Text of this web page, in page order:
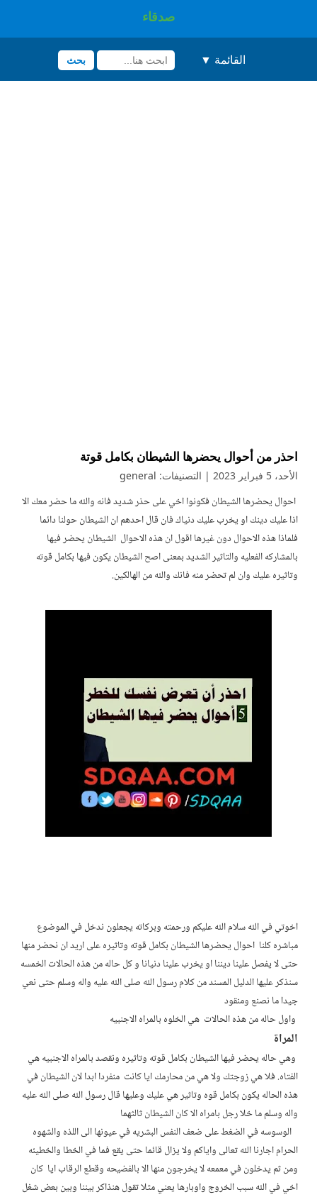
صدقاء
القائمة ▼ بحث
احذر من أحوال يحضرها الشيطان بكامل قوتة
الأحد، 5 فبراير 2023 | التصنيفات: general
احوال يحضرها الشيطان فكونوا اخي على حذر شديد فانه والله ما حضر معك الا
اذا عليك دينك او يخرب عليك دنياك فان قال احدهم ان الشيطان حولنا دائما
فلماذا هذه الاحوال دون غيرها اقول ان هذه الاحوال الشيطان يحضر فيها
بالمشاركه الفعليه والتاثير الشديد بمعنى اصح الشيطان يكون فيها بكامل قوته
وتاثيره عليك وان لم تحضر منه فانك والله من الهالكين.
اخوتي في الله سلام الله عليكم ورحمته وبركاته يجعلون ندخل في الموضوع
مباشره كلنا احوال يحضرها الشيطان بكامل قوته وتاثيره على اريد ان نحضر منها
حتى لا يفصل علينا ديننا او يخرب علينا دنيانا و كل حاله من هذه الحالات الخمسه
سنذكر عليها الدليل المسند من كلام رسول الله صلى الله عليه واله وسلم حتى نعي
جيدا ما نصنع ومنقود
واول حاله من هذه الحالات هي الخلوه بالمراه الاجنبيه
المراة
وهي حاله يحضر فيها الشيطان بكامل قوته وتاثيره ونقصد بالمراه الاجنبيه هي
الفتاه. فلا هي زوجتك ولا هي من محارمك ايا كانت منفردا ابدا لان الشيطان في
هذه الحاله يكون بكامل قوه وتاثير هي عليك وعليها قال رسول الله صلى الله عليه
واله وسلم ما خلا رجل بامراه الا كان الشيطان ثالثهما
الوسوسه في الضغط على ضعف النفس البشريه في عيونها الى اللذه والشهوه
الحرام اجارنا الله تعالى واياكم ولا يزال قائما حتى يقع فما في الخطا والخطيئه
ومن ثم يدخلون في معمعه لا يخرجون منها الا بالفضيحه وقطع الرقاب ايا كان
اخي في الله سبب الخروج واوبارها يعني مثلا تقول هنذاكر بيننا وبين بعض شغل